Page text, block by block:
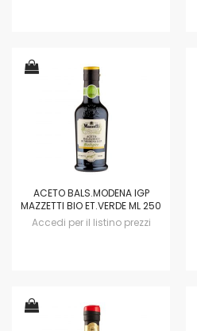
ACETO BALS.MODENA IGP
MAZZETTI BIO ET.VERDE ML 250
Accedi per il listino prezzi